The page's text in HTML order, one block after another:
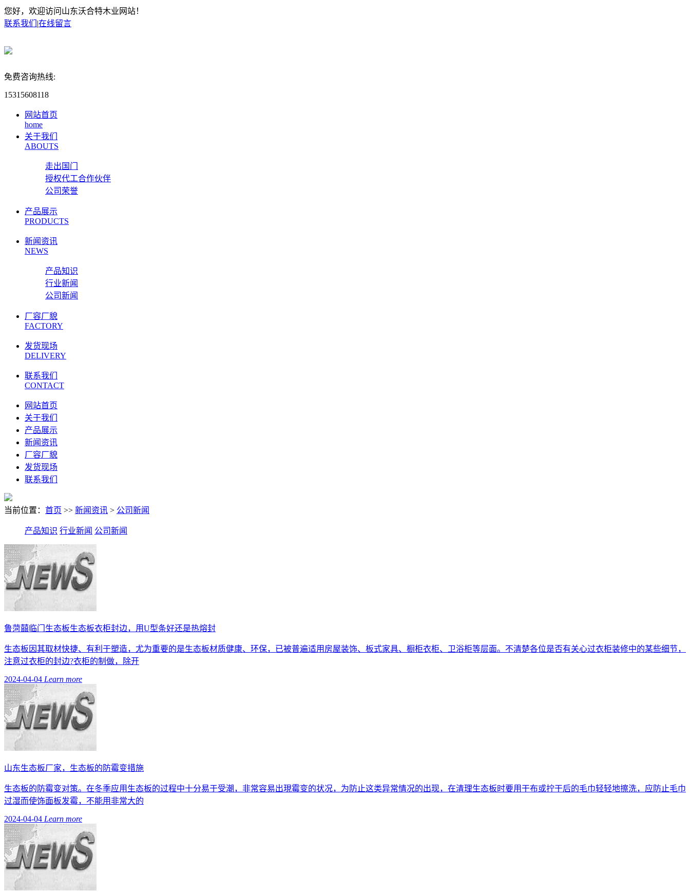
您好，欢迎访问山东沃合特木业网站！
联系我们 |在线留言
免费咨询热线:
15315608118
网站首页
home
关于我们
ABOUTS
走出国门
授权代工合作伙伴
公司荣誉
产品展示
PRODUCTS
新闻资讯
NEWS
产品知识
行业新闻
公司新闻
厂容厂貌
FACTORY
发货现场
DELIVERY
联系我们
CONTACT
网站首页
关于我们
产品展示
新闻资讯
厂容厂貌
发货现场
联系我们
当前位置： 首页 >> 新闻资讯 > 公司新闻
产品知识 行业新闻 公司新闻
鲁菏囍临门生态板生态板衣柜封边，用U型条好还是热熔封
生态板因其取材快捷、有利于塑造，尤为重要的是生态板材质健康、环保，已被普遍适用房屋装饰、板式家具、橱柜衣柜、卫浴柜等层面。不清楚各位是否有关心过衣柜装修中的某些细节，
注意过衣柜的封边?衣柜的制做，除开
2024-04-04 Learn more
山东生态板厂家，生态板的防霉变措施
生态板的防霉变对策。在冬季应用生态板的过程中十分易于受潮，非常容易出現霉变的状况，为防止这类异常情况的出现，在清理生态板时要用干布或拧干后的毛巾轻轻地擦洗，应防止毛巾
过湿而使饰面板发霉，不能用非常大的
2024-04-04 Learn more